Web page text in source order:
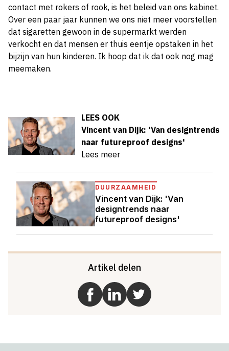
contact met rokers of rook, is het beleid van ons kabinet.
Over een paar jaar kunnen we ons niet meer voorstellen
dat sigaretten gewoon in de supermarkt werden
verkocht en dat mensen er thuis eentje opstaken in het
bijzijn van hun kinderen. Ik hoop dat ik dat ook nog mag
meemaken.
LEES OOK
Vincent van Dijk: 'Van designtrends
naar futureproof designs'
Lees meer
DUURZAAMHEID
Vincent van Dijk: 'Van
designtrends naar
futureproof designs'
Artikel delen